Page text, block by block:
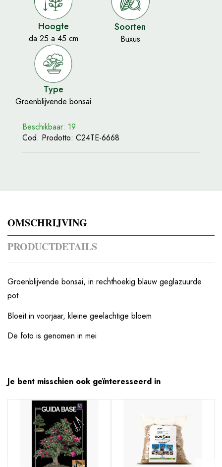
Hoogte
da 25 a 45 cm
Soorten
Buxus
Type
Groenblijvende bonsai
Beschikbaar: 19
Cod. Prodotto: C24TE-6668
OMSCHRIJVING
PRODUCTDETAILS
Groenblijvende bonsai, in rechthoekig blauw geglazuurde
pot
Bloeit in voorjaar, kleine geelachtige bloem
De foto is genomen in mei
Je bent misschien ook geïnteresseerd in